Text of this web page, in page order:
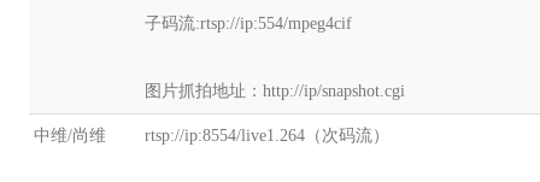
子码流:rtsp://ip:554/mpeg4cif
图片抓拍地址：http://ip/snapshot.cgi
中维/尚维 rtsp://ip:8554/live1.264（次码流）